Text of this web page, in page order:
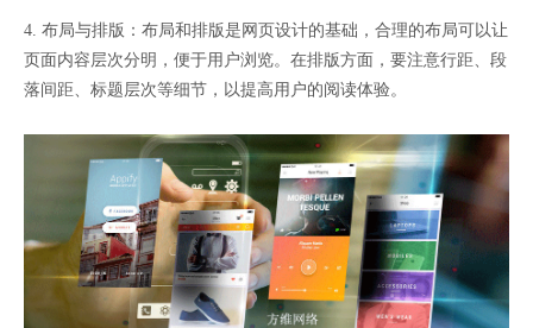
4. 布局与排版：布局和排版是网页设计的基础，合理的布局可以让
页面内容层次分明，便于用户浏览。在排版方面，要注意行距、段
落间距、标题层次等细节，以提高用户的阅读体验。